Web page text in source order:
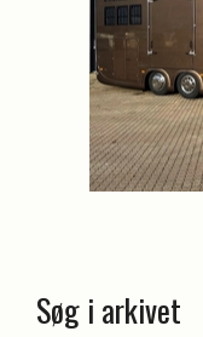
Søg i arkivet